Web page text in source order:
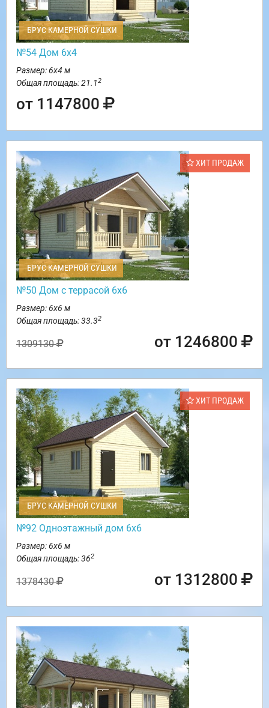
БРУС КАМЕРНОЙ СУШКИ
№54 Дом 6х4
Размер: 6х4 м
Общая площадь: 21.12
от 1147800
ХИТ ПРОДАЖ
БРУС КАМЕРНОЙ СУШКИ
№50 Дом с террасой 6х6
Размер: 6х6 м
Общая площадь: 33.32
1309130 от 1246800
ХИТ ПРОДАЖ
БРУС КАМЕРНОЙ СУШКИ
№92 Одноэтажный дом 6х6
Размер: 6х6 м
Общая площадь: 362
1378430 от 1312800